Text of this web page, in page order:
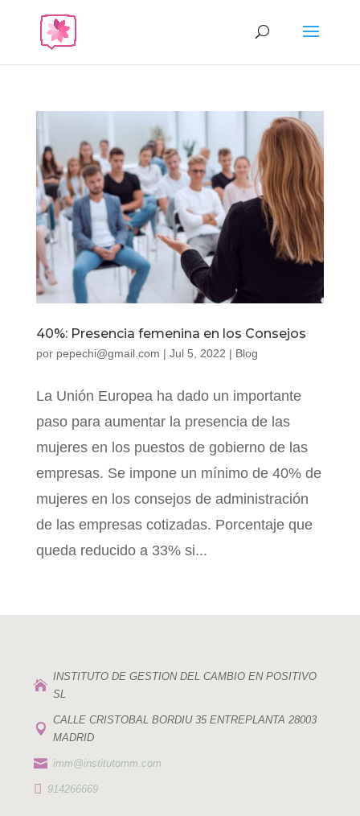
40%: Presencia femenina en los Consejos
por pepechi@gmail.com | Jul 5, 2022 | Blog
La Unión Europea ha dado un importante
paso para aumentar la presencia de las
mujeres en los puestos de gobierno de las
empresas. Se impone un mínimo de 40% de
mujeres en los consejos de administración
de las empresas cotizadas. Porcentaje que
queda reducido a 33% si...

INSTITUTO DE GESTION DEL CAMBIO EN POSITIVO
SL

CALLE CRISTOBAL BORDIU 35 ENTREPLANTA 28003
MADRID
 imm@institutomm.com
 914266669